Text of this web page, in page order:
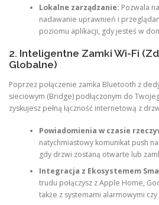
Lokalne zarządzanie: Pozwala
nadawanie uprawnień i
poziomu aplikacji, gdy jesteś w
2. Inteligentne Zamki Wi-Fi
Globalne)
Poprzez połączenie zamka Bluetooth z
sieciowym (Bridge) podłączonym do
zyskujesz pełną łączność internetową z
Powiadomienia w czasie
natychmiastowy komunikat push
gdy drzwi zostaną otwarte lub
Integracja z Ekosystemem
trudu połączysz z Apple Home,
także z systemami alarmowymi